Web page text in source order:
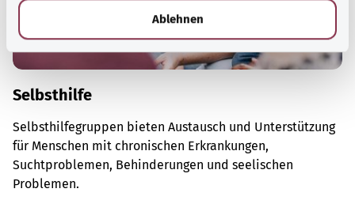
Ablehnen
Selbsthilfe
Selbsthilfegruppen bieten Austausch und Unterstützung
für Menschen mit chronischen Erkrankungen,
Suchtproblemen, Behinderungen und seelischen
Problemen.